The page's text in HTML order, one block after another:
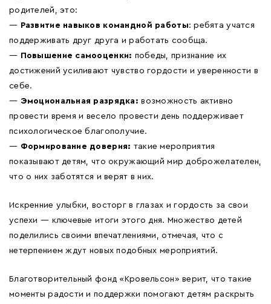
родителей, это:
— Развитие навыков командной работы: ребята учатся
поддерживать друг друга и работать сообща.
— Повышение самооценки: победы, признание их
достижений усиливают чувство гордости и уверенности в
себе.
— Эмоциональная разрядка: возможность активно
провести время и весело провести день поддерживает
психологическое благополучие.
— Формирование доверия: такие мероприятия
показывают детям, что окружающий мир доброжелателен,
что о них заботятся и верят в них.
Искренние улыбки, восторг в глазах и гордость за свои
успехи — ключевые итоги этого дня. Множество детей
поделились своими впечатлениями, отмечая, что с
нетерпением ждут новых подобных мероприятий.
Благотворительный фонд «Кровельсон» верит, что такие
моменты радости и поддержки помогают детям раскрыть